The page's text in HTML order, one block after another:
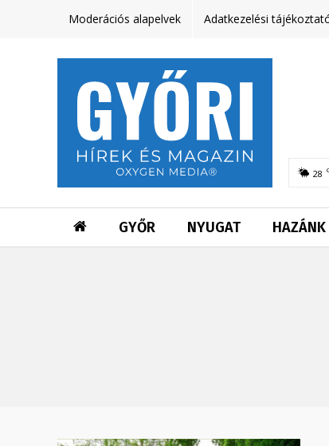
Moderációs alapelvek Adatkezelési
28
GYŐR NYUGAT HAZÁNK